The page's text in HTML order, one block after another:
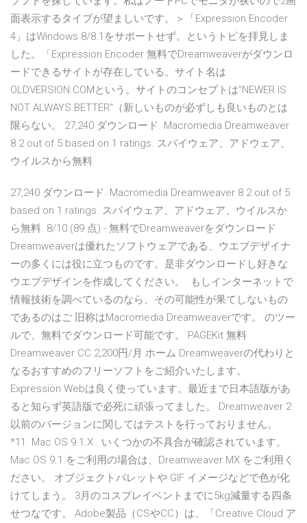
面表示するタイプが望ましいです。＞「Expression Encoder
4」はWindows 8/8.1をサポートせず。というトピを拝見しま
した。「Expression Encoder 無料でDreamweaverがダウンロ
ードできるサイトが存在している。サイト名は
OLDVERSION.COMという。サイトのコンセプトは”NEWER IS
NOT ALWAYS BETTER"（新しいものが必ずしも良いものとは
限らない。 27,240 ダウンロード. Macromedia Dreamweaver
8 2 out of 5 based on 1 ratings. スパイウェア、アドウェア、
ウイルスから無料.
27,240 ダウンロード. Macromedia Dreamweaver 8 2 out of 5
based on 1 ratings. スパイウェア、アドウェア、ウイルスか
ら無料. 8/10 (89 点) - 無料でDreamweaverをダウンロード
Dreamweaverは優れたソフトウェアである、ウエブデザイナ
ーの多くには役に立つものです。是非ダウンロードし好きな
ウエブデザインを作成してください。. もしインターネットで
情報技術を調べているのなら、その可能性が果てしないもの
であるのはご 旧称はMacromedia Dreamweaverです。 のツー
ルで、無料でダウンロード可能です。 PAGEKit 無料
Dreamweaver CC 2,200円/月 ホーム Dreamweaverの代わりと
なるおすすめのフリーソフトをご紹介いたします。
Expression Webは良く使っています。最近まで日本語版があ
ると知らず英語版で必死に頑張ってました。 Dreamweaver 2
以前のバージョンに関してはテストを行っておりません。
*11. Mac OS 9.1.X . いくつかの不具合が確認されています。
Mac OS 9.1 をご利用の場合は、Dreamweaver MX をご利用く
ださい。 オブジェクトパレットや GIF イメージなどで色が化
けてしまう。 3月のコスプレイベントまでに5kg減量する四条
せつなです。 Adobe製品（CSやCC）は、「Creative Cloud ア